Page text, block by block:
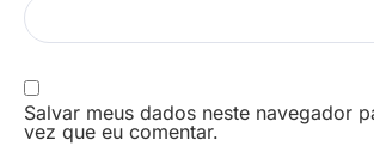
Salvar meus dados neste navegador
vez que eu comentar.